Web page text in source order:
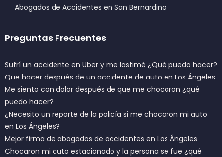
Abogados de Accidentes en San Bernardino
Preguntas Frecuentes
Sufrí un accidente en Uber y me lastimé ¿Qué puedo hacer?
Que hacer después de un accidente de auto en Los Ángeles
Me siento con dolor después de que me chocaron ¿qué
puedo hacer?
¿Necesito un reporte de la policía si me chocaron mi auto
en Los Ángeles?
Mejor firma de abogados de accidentes en Los Ángeles
Chocaron mi auto estacionado y la persona se fue ¿qué